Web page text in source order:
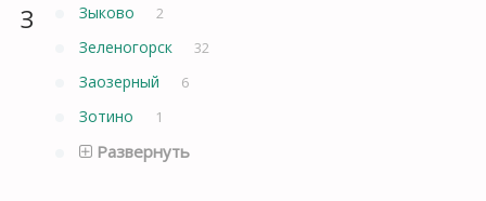
З Зыково 2
Зеленогорск 32
Заозерный 6
Зотино 1
Развернуть